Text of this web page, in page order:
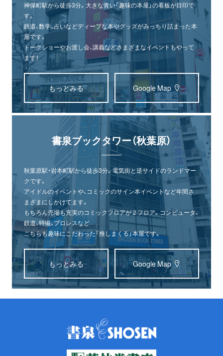
神保町駅から徒歩3分。大きな青い「趣味の本屋」の看板が目印で
す。
鉄道、数学、占いなどディープな本やグッズがみっちり詰まった本
屋です。
トークショーやお渡し会、講義などさまざまなイベントもやって
ます！
もっとみる Google Map
書泉ブックタワー（秋葉原）
秋葉原駅・岩本町駅から徒歩3分。電気街と逆サイドのランドマー
クです。
アイドルのイベントや、コミックのサイン本イベントなど年間さ
まざまにしかけてます。
もちろん売場も充実のコミックフロアが２フロア。コンピュータ、
鉄道、特撮、プロレスなど
こちらも趣味にこだわった「推しまくる」本屋です。
もっとみる Google Map